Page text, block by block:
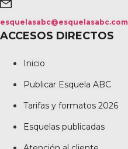
esquelasabc@esquelasabc.com
ACCESOS DIRECTOS
Inicio
Publicar Esquela ABC
Tarifas y formatos 2026
Esquelas publicadas